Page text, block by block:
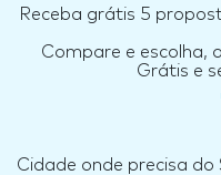
Receba grátis 5
Compare e escolha,
Grátis e
Cidade onde precisa do